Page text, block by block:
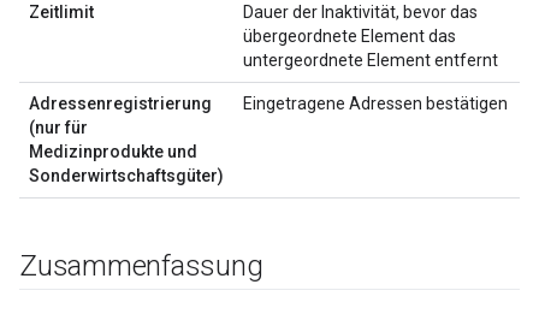
Zeitlimit
Dauer der Inaktivität, bevor das
übergeordnete Element das
untergeordnete Element entfernt
Adressenregistrierung
(nur für
Medizinprodukte und
Sonderwirtschaftsgüter)
Eingetragene Adressen bestätigen
Zusammenfassung